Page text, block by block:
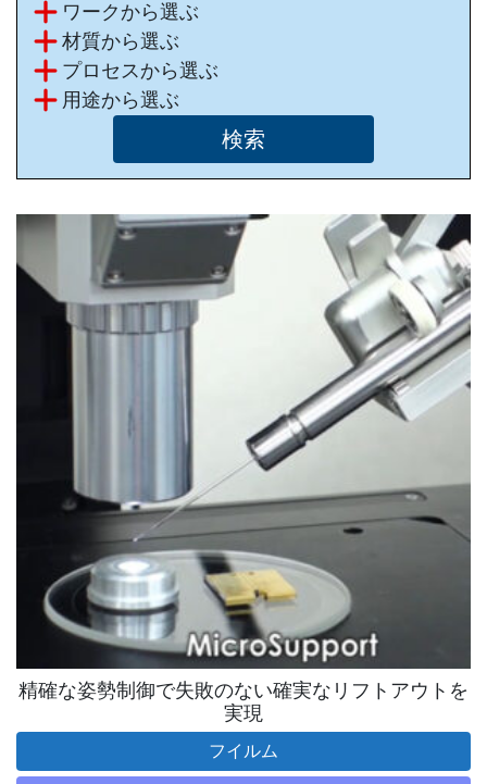
ワークから選ぶ
材質から選ぶ
プロセスから選ぶ
⽤途から選ぶ
精確な姿勢制御で失敗のない確実なリフトアウトを
実現
フイルム